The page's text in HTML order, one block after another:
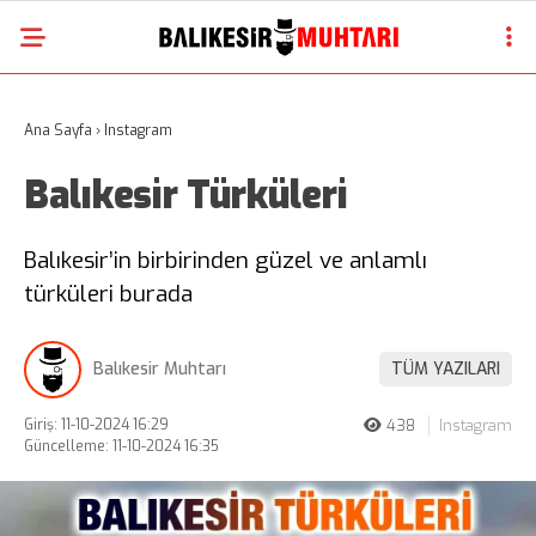
Ana Sayfa › Instagram
Balıkesir Türküleri
Balıkesir’in birbirinden güzel ve anlamlı
türküleri burada
Balıkesir Muhtarı TÜM YAZILARI
Giriş: 11-10-2024 16:29
Güncelleme: 11-10-2024 16:35
438 Instagram